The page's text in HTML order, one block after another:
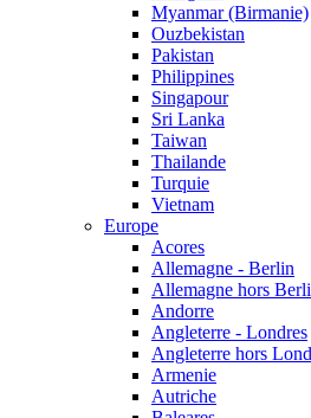
Myanmar (Birmanie)
Ouzbekistan
Pakistan
Philippines
Singapour
Sri Lanka
Taiwan
Thailande
Turquie
Vietnam
Europe
Acores
Allemagne - Berlin
Allemagne hors
Andorre
Angleterre - Londres
Angleterre hors
Armenie
Autriche